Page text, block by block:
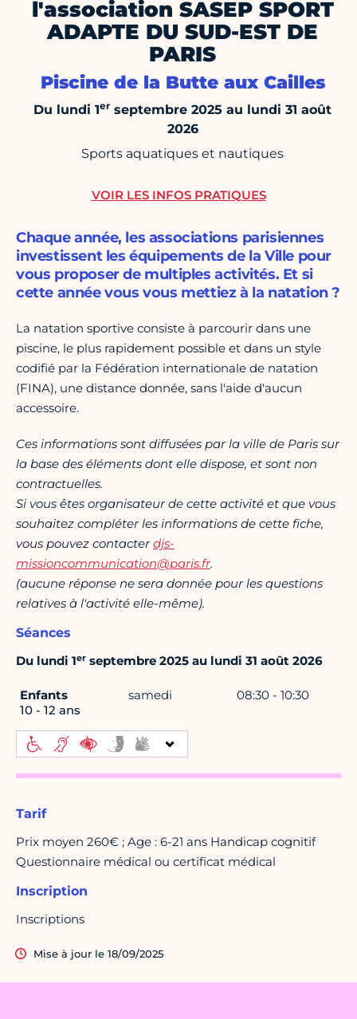
l'association SASEP SPORT
ADAPTE DU SUD-EST DE
PARIS
Piscine de la Butte aux Cailles
Du lundi 1er septembre 2025 au lundi 31 août
2026
Sports aquatiques et nautiques
Chaque année, les associations parisiennes
investissent les équipements de la Ville pour
vous proposer de multiples activités. Et si
cette année vous vous mettiez à la natation ?
La natation sportive consiste à parcourir dans une
piscine, le plus rapidement possible et dans un style
codifié par la Fédération internationale de natation
(FINA), une distance donnée, sans l'aide d'aucun
accessoire.
Ces informations sont diffusées par la ville de Paris sur
la base des éléments dont elle dispose, et sont non
contractuelles.
Si vous êtes organisateur de cette activité et que vous
souhaitez compléter les informations de cette fiche,
vous pouvez contacterdjs-
missioncommunication@paris.fr.
(aucune réponse ne sera donnée pour les questions
relatives à l'activité elle-même).
Séances
Du lundi 1er septembre 2025 au lundi 31 août 2026
Enfants
10 - 12 ans
samedi 08:30 - 10:30
Tarif
Prix moyen 260€ ; Age : 6-21 ans Handicap cognitif
Questionnaire médical ou certificat médical
Inscription
Inscriptions
Mise à jour le 18/09/2025
VOIR LES INFOS PRATIQUES